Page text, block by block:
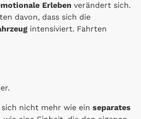
Erleben verändert sich.
davon, dass sich die
intensiviert. Fahrten
nicht mehr wie ein separates